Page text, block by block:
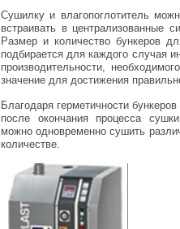
Сушилку и влагопоглотитель
встраивать в централизованные
Размер и количество бункеров
подбирается для каждого случая
производительности,
значение для достижения
Благодаря герметичности
после окончания процесса
можно одновременно сушить
количестве.